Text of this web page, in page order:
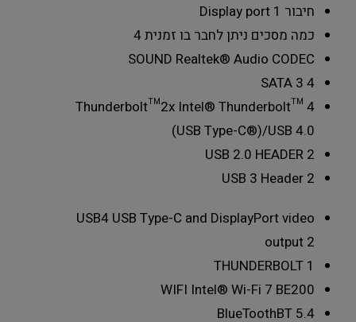
חיבור Display port 1
כמה מסכים ניתן לחבר בו זמנית4
SOUND Realtek® Audio CODEC
SATA 3 4
Thunderbolt™2x Intel® Thunderbolt™ 4
(USB Type-C®)/USB 4.0
USB 2.0 HEADER 2
USB 3 Header 2
USB4 USB Type-C and DisplayPort video
output 2
THUNDERBOLT 1
WIFI Intel® Wi-Fi 7 BE200
BlueToothBT 5.4